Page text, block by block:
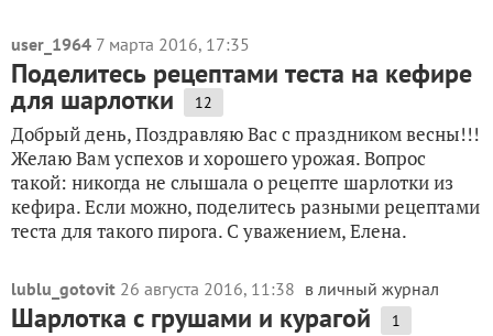
user_1964 7 марта 2016, 17:35
Поделитесь рецептами теста на кефире
для шарлотки 12
Добрый день, Поздравляю Вас с праздником весны!!!
Желаю Вам успехов и хорошего урожая. Вопрос
такой: никогда не слышала о рецепте шарлотки из
кефира. Если можно, поделитесь разными рецептами
теста для такого пирога. С уважением, Елена.
lublu_gotovit 26 августа 2016, 11:38 в личный журнал
Шарлотка с грушами и курагой 1